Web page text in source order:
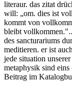
literaur. das zitat
will: „om. dies ist
kommt von
bleibt
des sancturariums
meditieren. er ist
jede situation
metaphysik sind
Beitrag im